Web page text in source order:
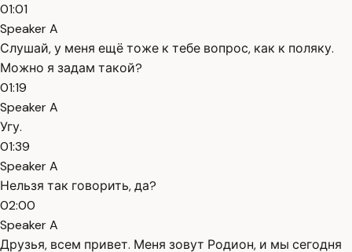
01:01
Speaker A
Слушай, у меня ещё тоже к тебе вопрос, как к поляку.
Можно я задам такой?
01:19
Speaker A
Угу.
01:39
Speaker A
Нельзя так говорить, да?
02:00
Speaker A
Друзья, всем привет. Меня зовут Родион, и мы сегодня